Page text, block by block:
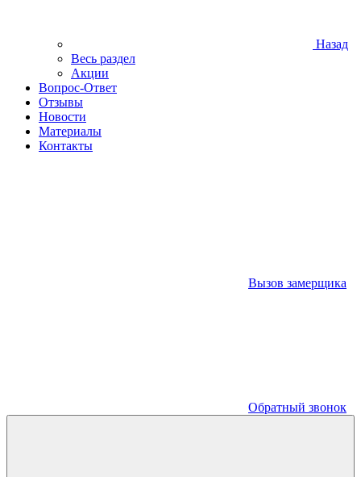
Назад
Весь раздел
Акции
Вопрос-Ответ
Отзывы
Новости
Материалы
Контакты
Вызов замерщика
Обратный звонок